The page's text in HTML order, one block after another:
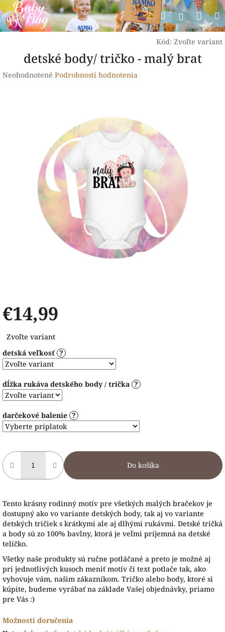
Prejsť
na
obsah
Hľadať
Kód: Zvoľte variant
detské body/ tričko - malý brat
Priemerné
Neohodnotené Podrobnosti hodnotenia
€14,99
cena:
Zvoľte variant
detská veľkosť ?
dĺžka rukáva detského body / trička ?
darčekové balenie ?
Do košíka
Tento krásny rodinný motív pre všetkých malých bračekov je
dostupný ako vo variante detských body, tak aj vo variante
detských tričiek s krátkymi ale aj dlhými rukávmi. Detské tričká
a body sú zo 100% bavlny, ktorá je veľmi príjemná na detské
telíčko.
Všetky naše produkty sú ručne potláčané a preto je možné aj
pri jednotlivých kusoch meniť motív či text potlače tak, ako
vyhovuje vám, našim zákazníkom. Tričko alebo body, ktoré si
kúpite, budeme vyrábať na základe Vašej objednávky, priamo
pre Vás :)
Možnosti doručenia